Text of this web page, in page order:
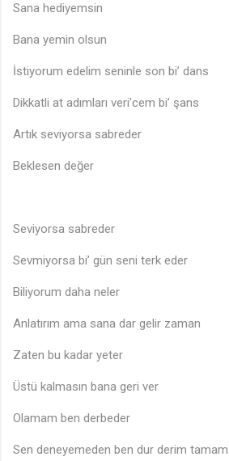
Sana hediyemsin
Bana yemin olsun
İstiyorum edelim seninle son bi’ dans
Dikkatli at adımları veri’cem bi’ şans
Artık seviyorsa sabreder
Beklesen değer
Seviyorsa sabreder
Sevmiyorsa bi’ gün seni terk eder
Biliyorum daha neler
Anlatırım ama sana dar gelir zaman
Zaten bu kadar yeter
Üstü kalmasın bana geri ver
Olamam ben derbeder
Sen deneyemeden ben dur derim tamam